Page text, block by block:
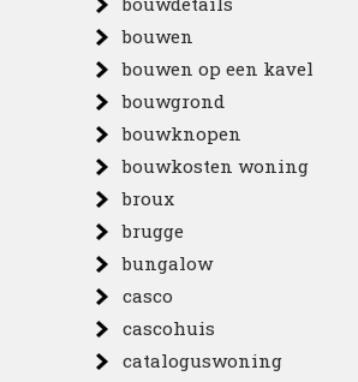
bouwen
bouwen op een kavel
bouwgrond
bouwknopen
bouwkosten woning
broux
brugge
bungalow
casco
cascohuis
cataloguswoning